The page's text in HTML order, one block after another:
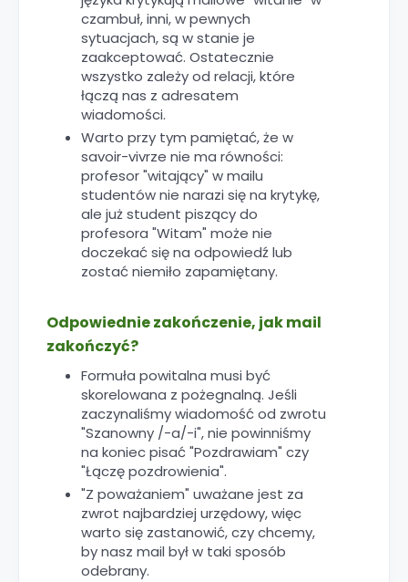
czambuł, inni, w pewnych
sytuacjach, są w stanie je
zaakceptować. Ostatecznie
wszystko zależy od relacji, które
łączą nas z adresatem
wiadomości.
Warto przy tym pamiętać, że w
savoir-vivrze nie ma równości:
profesor "witający" w mailu
studentów nie narazi się na krytykę,
ale już student piszący do
profesora "Witam" może nie
doczekać się na odpowiedź lub
zostać niemiło zapamiętany.
Odpowiednie zakończenie, jak mail
zakończyć?
Formuła powitalna musi być
skorelowana z pożegnalną. Jeśli
zaczynaliśmy wiadomość od zwrotu
"Szanowny /-a/-i", nie powinniśmy
na koniec pisać "Pozdrawiam" czy
"Łączę pozdrowienia".
"Z poważaniem" uważane jest za
zwrot najbardziej urzędowy, więc
warto się zastanowić, czy chcemy,
by nasz mail był w taki sposób
odebrany.